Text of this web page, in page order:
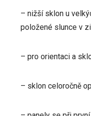
– nižší sklon u
položené slunce v
– pro orientaci a
– sklon celoročně